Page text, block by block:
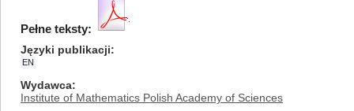
Pełne teksty:
Języki publikacji
EN
Wydawca
Institute of Mathematics Polish Academy of Sciences